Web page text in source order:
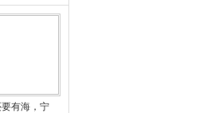
有海，宁